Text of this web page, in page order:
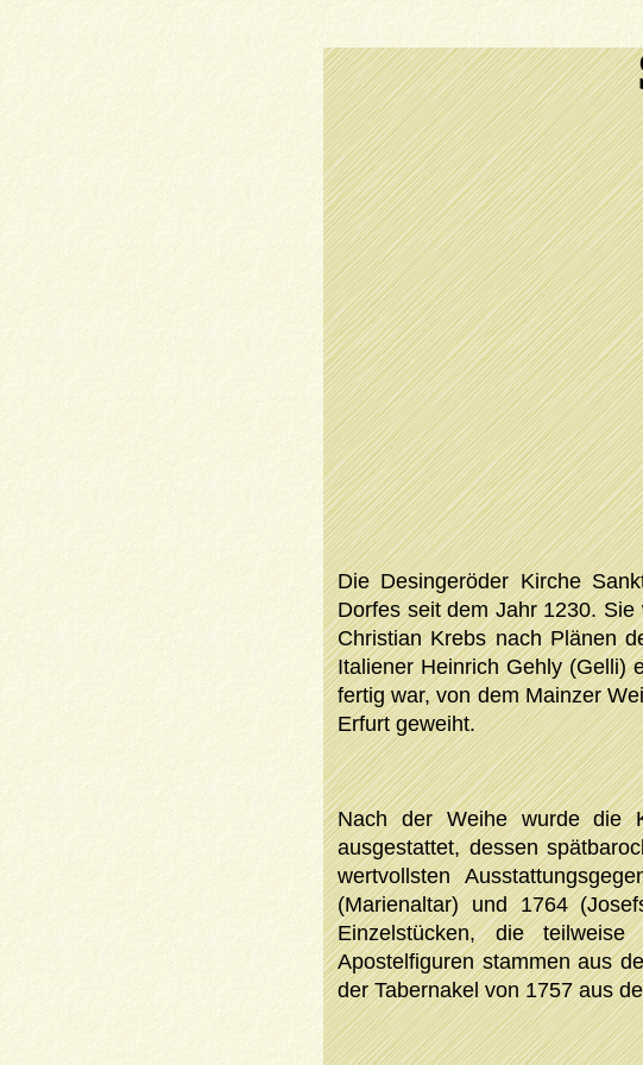
Die Desingeröder Kirche
Dorfes seit dem Jahr 1230. Sie
Christian Krebs nach Plänen
Italiener Heinrich Gehly (Gelli)
fertig war, von dem Mainzer
Erfurt geweiht.
Nach der Weihe wurde die
ausgestattet, dessen
wertvollsten
(Marienaltar) und 1764
Einzelstücken, die
Apostelfiguren stammen aus
der Tabernakel von 1757 aus